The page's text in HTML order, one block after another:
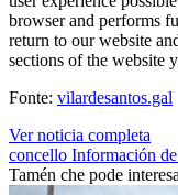
browser and performs
return to our website
sections of the website
Fonte: vilardesantos.gal
Ver noticia completa
concello Información
Tamén che pode